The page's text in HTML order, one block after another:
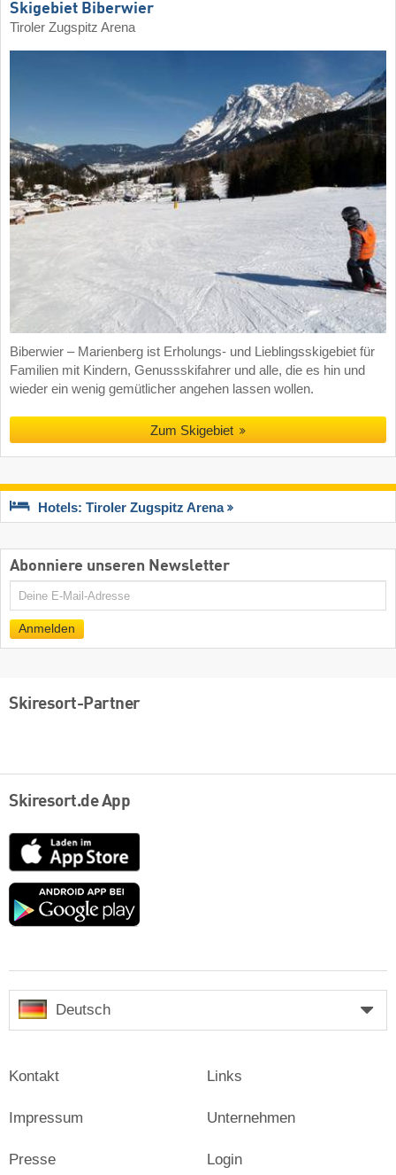
Skigebiet Biberwier
Tiroler Zugspitz Arena
Biberwier – Marienberg ist Erholungs- und Lieblingsskigebiet für
Familien mit Kindern, Genussskifahrer und alle, die es hin und
wieder ein wenig gemütlicher angehen lassen wollen.
Zum Skigebiet
Hotels: Tiroler Zugspitz Arena
Abonniere unseren Newsletter
E-
Anmelden
Skiresort-Partner
Skiresort.de App
App
Store
Google
Deutsch
Kontakt
Impressum
Presse
Links
Unternehmen
Login